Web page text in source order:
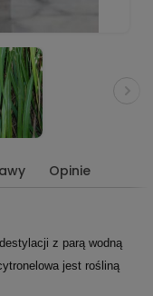
Opinie
z parą wodną
jest rośliną